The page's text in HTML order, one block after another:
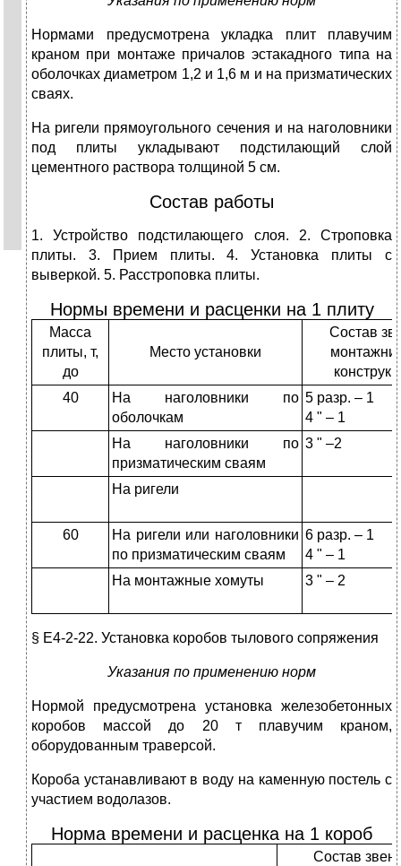
Нормами предусмотрена укладка плит плавучим
краном при монтаже причалов эстакадного типа на
оболочках диаметром 1,2 и 1,6 м и на призматических
сваях.
На ригели прямоугольного сечения и на наголовники
под плиты укладывают подстилающий слой
цементного раствора толщиной 5 см.
Состав работы
1. Устройство подстилающего слоя. 2. Строповка
плиты. 3. Прием плиты. 4. Установка плиты с
выверкой. 5. Расстроповка плиты.
Нормы времени и расценки на 1 плиту
Масса
плиты, т,
до
Место установки
Состав
40
На наголовники по
оболочкам
5 разр. – 1
4 " – 1
На наголовники по
призматическим сваям
3 " –2
На ригели
60
На ригели или наголовники
по призматическим сваям
6 разр. – 1
4 " – 1
На монтажные хомуты
3 " – 2
§ Е4-2-22. Установка коробов тылового сопряжения
Указания по применению норм
Нормой предусмотрена установка железобетонных
коробов массой до 20 т плавучим краном,
оборудованным траверсой.
Короба устанавливают в воду на каменную постель с
участием водолазов.
Норма времени и расценка на 1 короб
Состав